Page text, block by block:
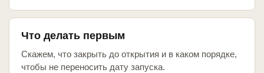
Что делать первым
Скажем, что закрыть до открытия и в каком порядке,
чтобы не переносить дату запуска.